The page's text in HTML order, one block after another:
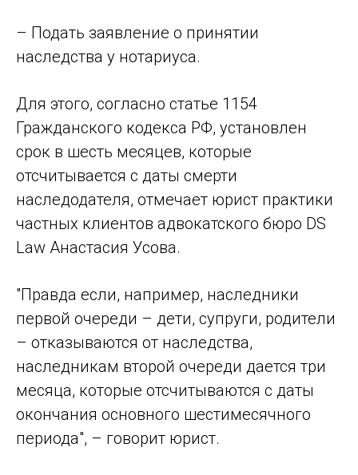
– Подать заявление о принятии
наследства у нотариуса.
Для этого, согласно статье 1154
Гражданского кодекса РФ, установлен
срок в шесть месяцев, которые
отсчитывается с даты смерти
наследодателя, отмечает юрист практики
частных клиентов адвокатского бюро DS
Law Анастасия Усова.
"Правда если, например, наследники
первой очереди – дети, супруги, родители
– отказываются от наследства,
наследникам второй очереди дается три
месяца, которые отсчитываются с даты
окончания основного шестимесячного
периода", – говорит юрист.